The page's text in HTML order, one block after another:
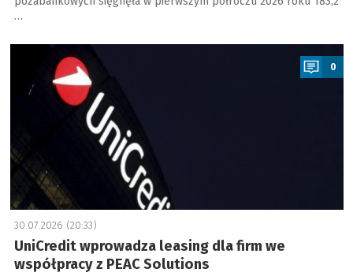
…
a
0
30.07.2026 (20:33)
UniCredit wprowadza leasing dla firm we
współpracy z PEAC Solutions